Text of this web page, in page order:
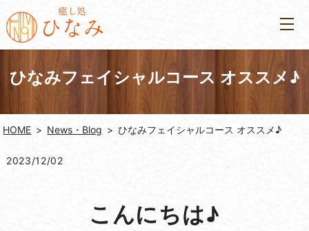
ひなみフェイシャルコース オススメ♪
HOME News・Blog ひなみフェイシャルコース オススメ♪
2023/12/02
こんにちは♪